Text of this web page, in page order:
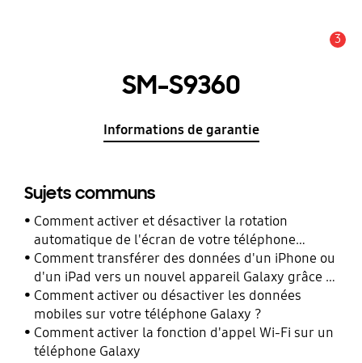
3
SM-S9360
Informations de garantie
Sujets communs
Comment activer et désactiver la rotation
automatique de l'écran de votre téléphone
Galaxy ?
Comment transférer des données d'un iPhone ou
d'un iPad vers un nouvel appareil Galaxy grâce à
Smart Switch ?
Comment activer ou désactiver les données
mobiles sur votre téléphone Galaxy ?
Comment activer la fonction d'appel Wi-Fi sur un
téléphone Galaxy